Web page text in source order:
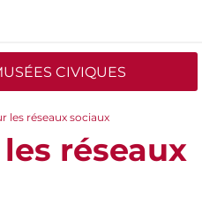
CIVIQUES
les réseaux sociaux
réseaux